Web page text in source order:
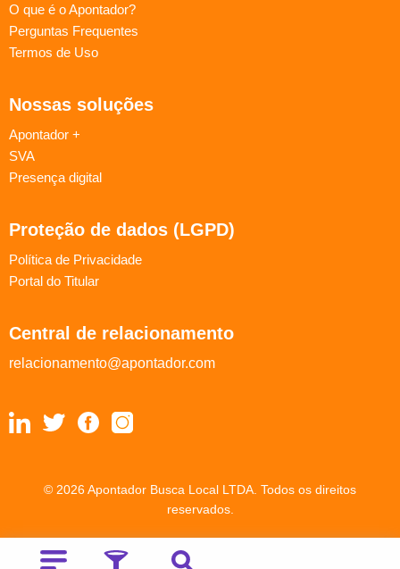
O que é o Apontador?
Perguntas Frequentes
Termos de Uso
Nossas soluções
Apontador +
SVA
Presença digital
Proteção de dados (LGPD)
Política de Privacidade
Portal do Titular
Central de relacionamento
relacionamento@apontador.com
© 2026 Apontador Busca Local LTDA. Todos os direitos
reservados.